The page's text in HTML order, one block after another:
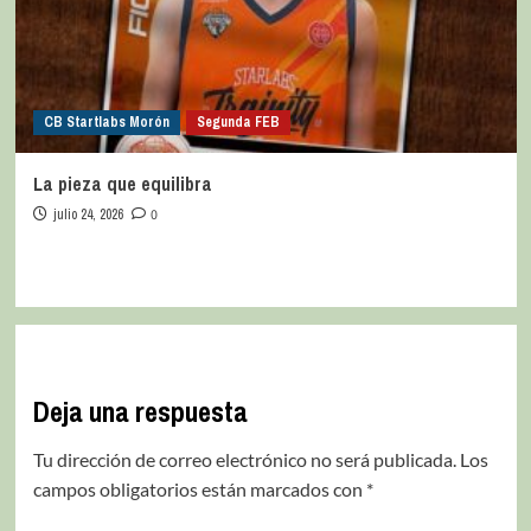
CB Startlabs Morón Segunda FEB
La pieza que equilibra
julio 24, 2026 0
Deja una respuesta
Tu dirección de correo electrónico no será publicada. Los
campos obligatorios están marcados con *